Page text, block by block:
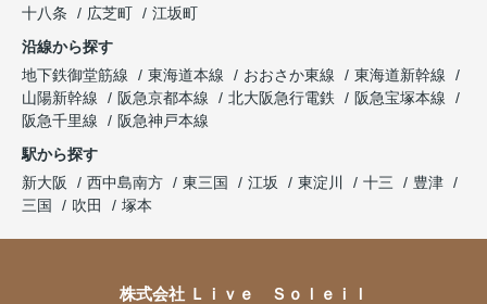
十八条
広芝町
江坂町
沿線から探す
地下鉄御堂筋線
東海道本線 おおさか東線
東海道新幹線
山陽新幹線
阪急京都本線 北大阪急行電鉄
阪急宝塚本線
阪急千里線
阪急神戸本線
駅から探す
新大阪
西中島南方 東三国 江坂 東淀川 十三
豊津
三国
吹田 塚本
株式会社 Ｌｉｖｅ Ｓｏｌｅｉｌ